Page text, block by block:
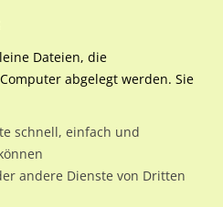
Hamburg
Hamburg, Freie und
Hammer Berg 34-36
34-36 rechts
Dateien, die
abgelegt werden. Sie
schnell, einfach und
andere Dienste von Dritten